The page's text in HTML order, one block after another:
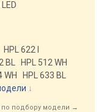
HPL 622 I
BL
HPL 512 WH
WH
HPL 633 BL
↓
подбору модели →